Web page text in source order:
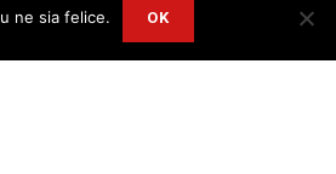
I Agree
ne sia felice. OK